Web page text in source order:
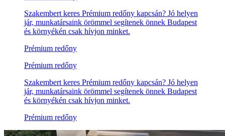
Szakembert keres Prémium redőny kapcsán? Jó helyen
jár, munkatársaink örömmel segítenek önnek Budapest
és környékén csak hívjon minket.
Prémium redőny
Prémium redőny
Szakembert keres Prémium redőny kapcsán? Jó helyen
jár, munkatársaink örömmel segítenek önnek Budapest
és környékén csak hívjon minket.
Prémium redőny